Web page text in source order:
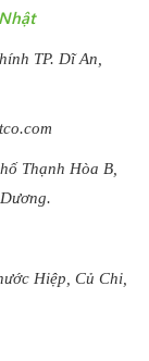
TP. Dĩ An,
Thạnh Hòa B,
Hiệp, Củ Chi,